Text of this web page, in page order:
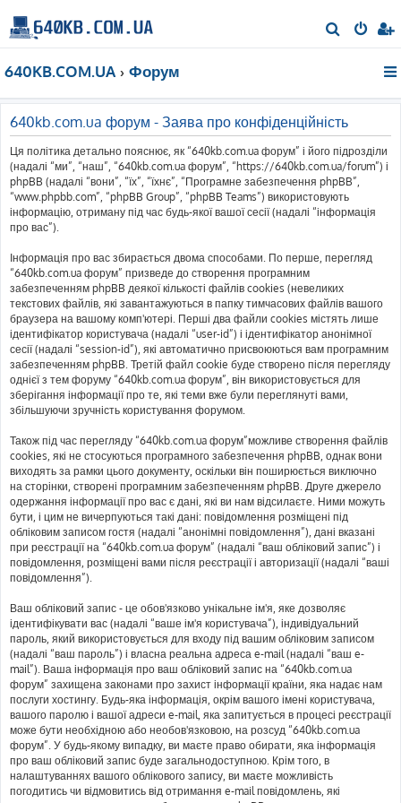
о
640KB.COM.UA Форум
640kb.com.ua форум - Заява про конфіденційність
Ця політика детально пояснює, як “640kb.com.ua форум” і його підрозділи
(надалі “ми”, “наш”, “640kb.com.ua форум”, “https://640kb.com.ua/forum”) і
phpBB (надалі “вони”, “їх”, “їхнє”, “Програмне забезпечення phpBB”,
“www.phpbb.com”, “phpBB Group”, “phpBB Teams”) використовують
інформацію, отриману під час будь-якої вашої сесії (надалі “інформація
про вас”).
Інформація про вас збирається двома способами. По перше, перегляд
“640kb.com.ua форум” призведе до створення програмним
забезпеченням phpBB деякої кількості файлів cookies (невеликих
текстових файлів, які завантажуються в папку тимчасових файлів вашого
браузера на вашому комп'ютері. Перші два файли cookies містять лише
ідентифікатор користувача (надалі “user-id”) і ідентифікатор анонімної
сесії (надалі “session-id”), які автоматично присвоюються вам програмним
забезпеченням phpBB. Третій файл cookie буде створено після перегляду
однієї з тем форуму “640kb.com.ua форум”, він використовується для
зберігання інформації про те, які теми вже були переглянуті вами,
збільшуючи зручність користування форумом.
Також під час перегляду “640kb.com.ua форум”можливе створення файлів
cookies, які не стосуються програмного забезпечення phpBB, однак вони
виходять за рамки цього документу, оскільки він поширюється виключно
на сторінки, створені програмним забезпеченням phpBB. Друге джерело
одержання інформації про вас є дані, які ви нам відсилаєте. Ними можуть
бути, і цим не вичерпуються такі дані: повідомлення розміщені під
обліковим записом гостя (надалі “анонімні повідомлення”), дані вказані
при реєстрації на “640kb.com.ua форум” (надалі “ваш обліковий запис”) і
повідомлення, розміщені вами після реєстрації і авторизації (надалі “ваші
повідомлення”).
Ваш обліковий запис - це обов'язково унікальне ім'я, яке дозволяє
ідентифікувати вас (надалі “ваше ім'я користувача”), індивідуальний
пароль, який використовується для входу під вашим обліковим записом
(надалі “ваш пароль”) і власна реальна адреса e-mail (надалі “ваш e-
mail”). Ваша інформація про ваш обліковий запис на “640kb.com.ua
форум” захищена законами про захист інформації країни, яка надає нам
послуги хостингу. Будь-яка інформація, окрім вашого імені користувача,
вашого паролю і вашої адреси e-mail, яка запитується в процесі реєстрації
може бути необхідною або необов'язковою, на розсуд “640kb.com.ua
форум”. У будь-якому випадку, ви маєте право обирати, яка інформація
про ваш обліковий запис буде загальнодоступною. Крім того, в
налаштуваннях вашого облікового запису, ви маєте можливість
погодитись чи відмовитись від отримання e-mail повідомлень, які